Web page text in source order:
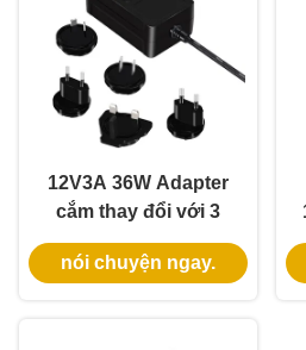
12V3A 36W Adapter
cắm thay đổi với 3
năm bảo hành
Adapter điện AC DC
nói chuyện ngay.